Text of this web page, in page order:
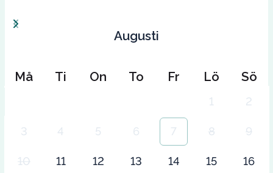
Augusti
Må Ti On To Fr Lö Sö
1 2
3 4 5 6 7 8 9
10 11 12 13 14 15 16